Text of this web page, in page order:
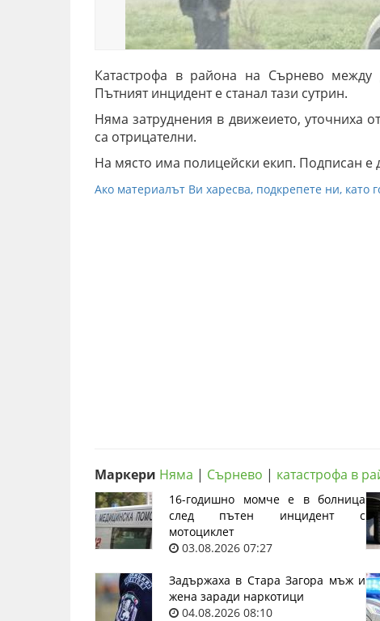
Катастрофа в района на Сърнево между
Пътният инцидент е станал тази сутрин.
Няма затруднения в движеието, уточниха
са отрицателни.
На място има полицейски екип. Подписан е
Ако материалът Ви харесва, подкрепете ни, като
Маркери Няма | Сърнево | катастрофа в
16-годишно момче е в болница
след пътен инцидент с
мотоциклет
03.08.2026 07:27
Задържаха в Стара Загора мъж и
жена заради наркотици
04.08.2026 08:10